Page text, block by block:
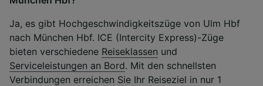
Ja, es gibt Hochgeschwindigkeitszüge von Ulm Hbf
nach München Hbf. ICE (Intercity Express)-Züge
bieten verschiedene Reiseklassen und
Serviceleistungen an Bord. Mit den schnellsten
Verbindungen erreichen Sie Ihr Reiseziel in nur 1